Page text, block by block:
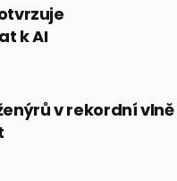
k AI
v rekordní vlně